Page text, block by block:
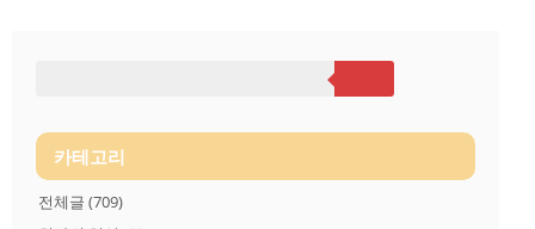
할 경우 환산 총액이 USD 10,000 을 넘기지 않아야 합니다. 필리
핀 화폐인 페소는 필리핀 가서 바꾸는 것이 좀 더 유리하다고 합
니다. 신용카드는 해외사용이 가능한 VISA나 MASTER로 가..
카테고리
전체글 (709)